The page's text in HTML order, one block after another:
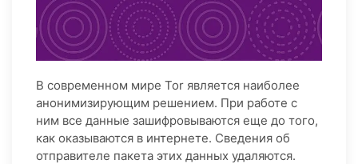
В современном мире Tor является наиболее
анонимизирующим решением. При работе с
ним все данные зашифровываются еще до того,
как оказываются в интернете. Сведения об
отправителе пакета этих данных удаляются.